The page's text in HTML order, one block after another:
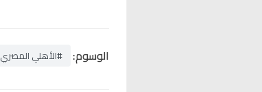
الوسوم: #الأهلي المصري